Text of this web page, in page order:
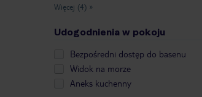
Więcej (4) »
Udogodnienia w pokoju
Bezpośredni dostęp do basenu
Widok na morze
Aneks kuchenny